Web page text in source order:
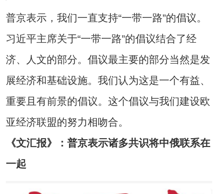
普京表示，我们一直支持“一带一路”的倡议。
习近平主席关于“一带一路”的倡议结合了经
济、人文的部分。倡议最主要的部分当然是发
展经济和基础设施。我们认为这是一个有益、
重要且有前景的倡议。这个倡议与我们建设欧
亚经济联盟的努力相吻合。
《文汇报》：普京表示诸多共识将中俄联系在
一起